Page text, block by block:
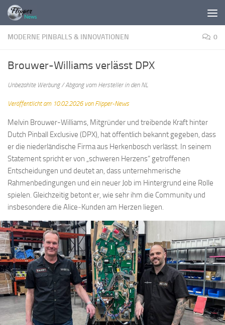
Zum Inhalt springen
MODERNE PINBALLS & INNOVATIONEN 0
Brouwer-Williams verlässt DPX
Unbezahlte Werbung / Abgang vom Hersteller in den NL
Veröffentlicht am 10.02.2026 von Flipper-News
Melvin Brouwer-Williams, Mitgründer und treibende Kraft hinter
Dutch Pinball Exclusive (DPX), hat öffentlich bekannt gegeben, dass
er die niederländische Firma aus Herkenbosch verlässt. In seinem
Statement spricht er von „schweren Herzens“ getroffenen
Entscheidungen und deutet an, dass unternehmerische
Rahmenbedingungen und ein neuer Job im Hintergrund eine Rolle
spielen. Gleichzeitig betont er, wie sehr ihm die Community und
insbesondere die Alice‑Kunden am Herzen liegen.